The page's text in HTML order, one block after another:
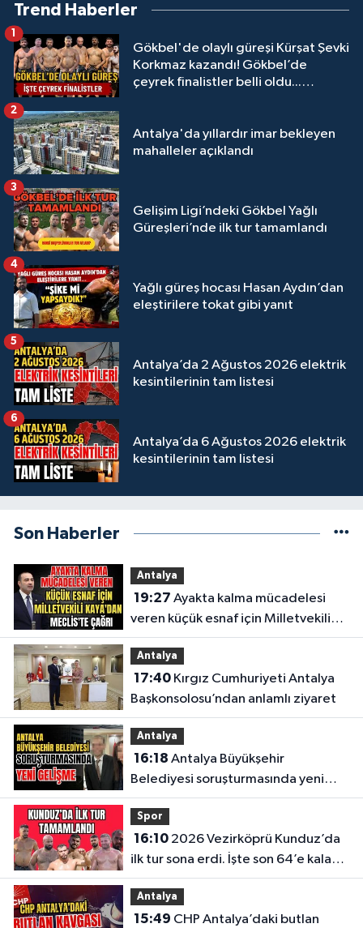
Trend Haberler
Gökbel'de olaylı güreşi Kürşat Şevki
Korkmaz kazandı! Gökbel’de
çeyrek finalistler belli oldu...
1
Antalya'da yıllardır imar bekleyen
mahalleler açıklandı
2
Gelişim Ligi’ndeki Gökbel Yağlı
Güreşleri’nde ilk tur tamamlandı
3
Yağlı güreş hocası Hasan Aydın’dan
eleştirilere tokat gibi yanıt
4
Antalya’da 2 Ağustos 2026 elektrik
kesintilerinin tam listesi
5
Antalya’da 6 Ağustos 2026 elektrik
kesintilerinin tam listesi
6
Son Haberler
Antalya
19:27
veren küçük esnaf için Milletvekili
Kaya'dan Meclis'te çağrı
Antalya
17:40Kırgız Cumhuriyeti Antalya
Başkonsolosu’ndan anlamlı ziyaret
Antalya
16:18
Belediyesi soruşturmasında yeni
gelişme
Spor
16:102026 Vezirköprü Kunduz’da
ilk tur sona erdi. İşte son 64’e kalan
başpehlivanlar
Antalya
15:49